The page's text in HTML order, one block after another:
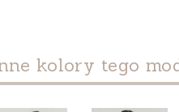
kolory tego